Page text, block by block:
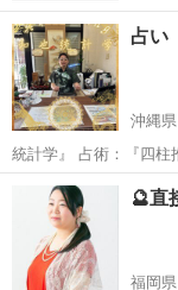
占い
沖縄
統計学』 占術：『四柱
仕事 恋愛 …
沖縄 沖縄市 て
🔮直
福岡